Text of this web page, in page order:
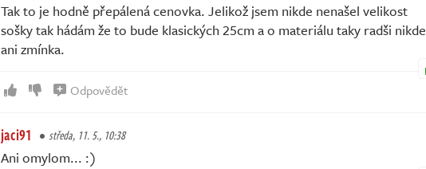
Tak to je hodně přepálená cenovka. Jelikož jsem nikde nenašel velikost
sošky tak hádám že to bude klasických 25cm a o materiálu taky radši nikde
ani zmínka.
Odpovědět
jaci91 středa, 11. 5., 10:38
Ani omylom... :)